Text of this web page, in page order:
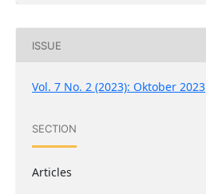
ISSUE
Vol. 7 No. 2 (2023): Oktober 2023
SECTION
Articles